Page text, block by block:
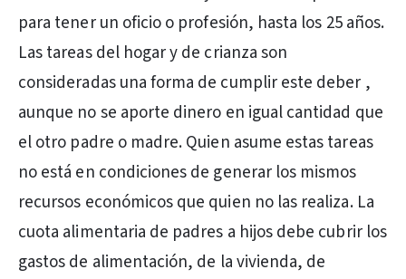
para tener un oficio o profesión, hasta los 25 años.
Las tareas del hogar y de crianza son
consideradas una forma de cumplir este deber ,
aunque no se aporte dinero en igual cantidad que
el otro padre o madre. Quien asume estas tareas
no está en condiciones de generar los mismos
recursos económicos que quien no las realiza. La
cuota alimentaria de padres a hijos debe cubrir los
gastos de alimentación, de la vivienda, de